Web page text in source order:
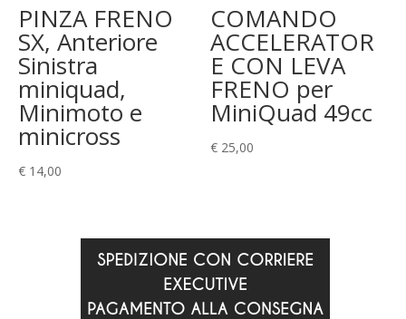
PINZA FRENO
SX, Anteriore
Sinistra
miniquad,
Minimoto e
minicross
€ 14,00
COMANDO
ACCELERATOR
E CON LEVA
FRENO per
MiniQuad 49cc
€ 25,00